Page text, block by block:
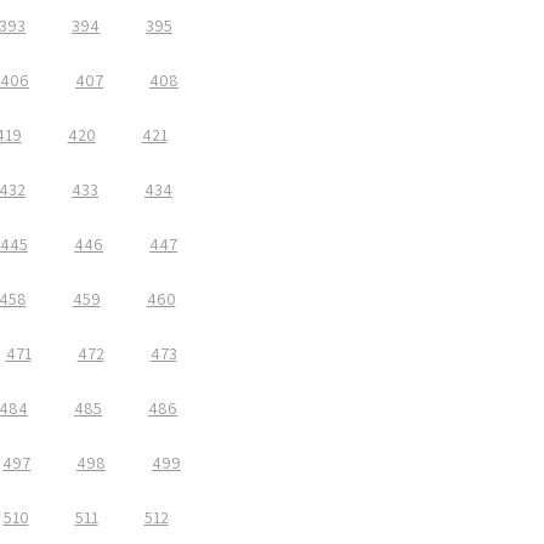
393 394 395
406 407 408
420 421
432 433 434
445 446 447
459 460
471 472 473
484 485 486
497 498 499
510 511 512